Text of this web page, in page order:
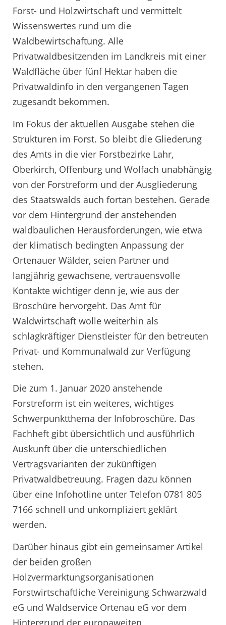
Forst- und Holzwirtschaft und vermittelt
Wissenswertes rund um die
Waldbewirtschaftung. Alle
Privatwaldbesitzenden im Landkreis mit einer
Waldfläche über fünf Hektar haben die
Privatwaldinfo in den vergangenen Tagen
zugesandt bekommen.
Im Fokus der aktuellen Ausgabe stehen die
Strukturen im Forst. So bleibt die Gliederung
des Amts in die vier Forstbezirke Lahr,
Oberkirch, Offenburg und Wolfach unabhängig
von der Forstreform und der Ausgliederung
des Staatswalds auch fortan bestehen. Gerade
vor dem Hintergrund der anstehenden
waldbaulichen Herausforderungen, wie etwa
der klimatisch bedingten Anpassung der
Ortenauer Wälder, seien Partner und
langjährig gewachsene, vertrauensvolle
Kontakte wichtiger denn je, wie aus der
Broschüre hervorgeht. Das Amt für
Waldwirtschaft wolle weiterhin als
schlagkräftiger Dienstleister für den betreuten
Privat- und Kommunalwald zur Verfügung
stehen.
Die zum 1. Januar 2020 anstehende
Forstreform ist ein weiteres, wichtiges
Schwerpunktthema der Infobroschüre. Das
Fachheft gibt übersichtlich und ausführlich
Auskunft über die unterschiedlichen
Vertragsvarianten der zukünftigen
Privatwaldbetreuung. Fragen dazu können
über eine Infohotline unter Telefon 0781 805
7166 schnell und unkompliziert geklärt
werden.
Darüber hinaus gibt ein gemeinsamer Artikel
der beiden großen
Holzvermarktungsorganisationen
Forstwirtschaftliche Vereinigung Schwarzwald
eG und Waldservice Ortenau eG vor dem
Hintergrund der europaweiten